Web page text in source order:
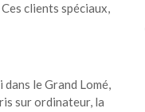
clients spéciaux,
dans le Grand Lomé,
sur ordinateur, la